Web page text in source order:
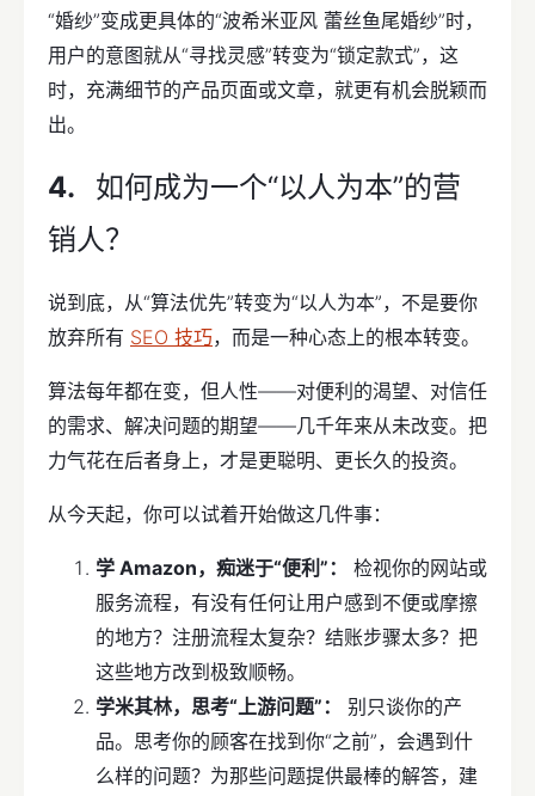
“婚纱”变成更具体的“波希米亚风 蕾丝鱼尾婚纱”时，
用户的意图就从“寻找灵感”转变为“锁定款式”，这
时，充满细节的产品页面或文章，就更有机会脱颖而
出。
如何成为一个“以人为本”的营
销人？
说到底，从“算法优先”转变为“以人为本”，不是要你
放弃所有 SEO 技巧，而是一种心态上的根本转变。
算法每年都在变，但人性——对便利的渴望、对信任
的需求、解决问题的期望——几千年来从未改变。把
力气花在后者身上，才是更聪明、更长久的投资。
从今天起，你可以试着开始做这几件事：
学 Amazon，痴迷于“便利”：
检视你的网站或
服务流程，有没有任何让用户感到不便或摩擦
的地方？注册流程太复杂？结账步骤太多？把
这些地方改到极致顺畅。
学米其林，思考“上游问题”：
别只谈你的产
品。思考你的顾客在找到你“之前”，会遇到什
么样的问题？为那些问题提供最棒的解答，建